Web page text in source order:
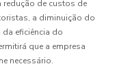
de custos de
a diminuição do
eficiência do
que a empresa
necessário.